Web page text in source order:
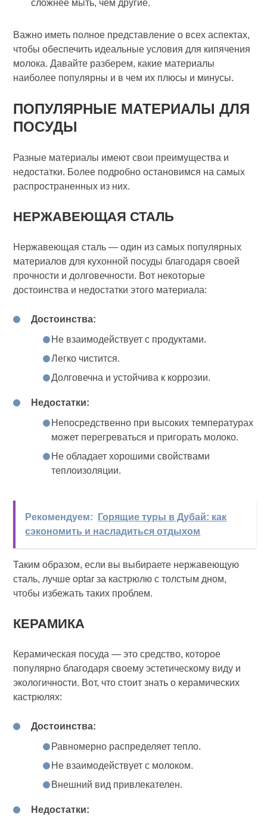
сложнее мыть, чем другие.
Важно иметь полное представление о всех аспектах,
чтобы обеспечить идеальные условия для кипячения
молока. Давайте разберем, какие материалы
наиболее популярны и в чем их плюсы и минусы.
ПОПУЛЯРНЫЕ МАТЕРИАЛЫ ДЛЯ
ПОСУДЫ
Разные материалы имеют свои преимущества и
недостатки. Более подробно остановимся на самых
распространенных из них.
НЕРЖАВЕЮЩАЯ СТАЛЬ
Нержавеющая сталь — один из самых популярных
материалов для кухонной посуды благодаря своей
прочности и долговечности. Вот некоторые
достоинства и недостатки этого материала:
Достоинства:
Не взаимодействует с продуктами.
Легко чистится.
Долговечна и устойчива к коррозии.
Недостатки:
Непосредственно при высоких температурах
может перегреваться и пригорать молоко.
Не обладает хорошими свойствами
теплоизоляции.
Рекомендуем:
Горящие туры в Дубай: как
сэкономить и насладиться отдыхом
Таким образом, если вы выбираете нержавеющую
сталь, лучше optar за кастрюлю с толстым дном,
чтобы избежать таких проблем.
КЕРАМИКА
Керамическая посуда — это средство, которое
популярно благодаря своему эстетическому виду и
экологичности. Вот, что стоит знать о керамических
кастрюлях:
Достоинства:
Равномерно распределяет тепло.
Не взаимодействует с молоком.
Внешний вид привлекателен.
Недостатки: